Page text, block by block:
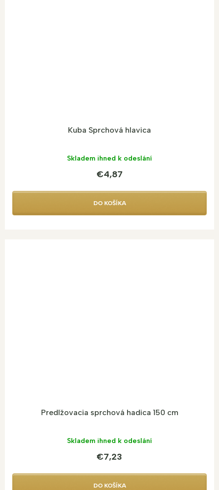
Kuba Sprchová hlavica
Skladem ihned k odeslání
€4,87
DO KOŠÍKA
Predlžovacia sprchová hadica 150 cm
Skladem ihned k odeslání
€7,23
DO KOŠÍKA